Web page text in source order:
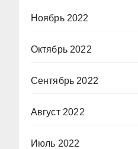
Ноябрь 2022
Октябрь 2022
Сентябрь 2022
Август 2022
Июль 2022